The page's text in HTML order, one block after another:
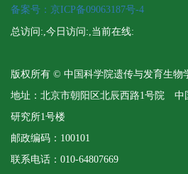
备案号：京ICP备09063187号-4
总访问: ,今日访问: ,当前在线:
版权所有 © 中国科学院遗传与发育生物
地址：北京市朝阳区北辰西路1号院 中
研究所1号楼
邮政编码：100101
联系电话：010-64807669